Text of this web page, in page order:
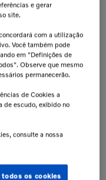
e gerar
site.
com a utilização
Você também pode
em "Definições de
Observe que mesmo
permanecerão.
de Cookies a
de escudo, exibido no
consulte a nossa
todos os cookies